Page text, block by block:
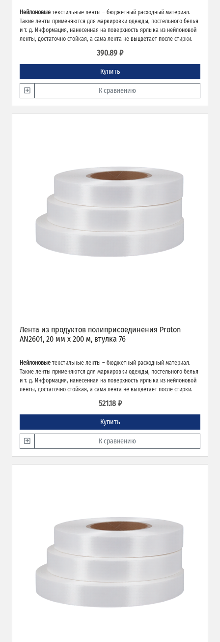
Нейлоновые текстильные ленты – бюджетный расходный материал.
Такие ленты применяются для маркировки одежды, постельного белья
и т. д. Информация, нанесенная на поверхность ярлыка из нейлоновой
ленты, достаточно стойкая, а сама лента не выцветает после стирки.
390.89 ₽
Купить
К сравнению
Лента из продуктов полиприсоединения Proton
AN2601, 20 мм х 200 м, втулка 76
Нейлоновые текстильные ленты – бюджетный расходный материал.
Такие ленты применяются для маркировки одежды, постельного белья
и т. д. Информация, нанесенная на поверхность ярлыка из нейлоновой
ленты, достаточно стойкая, а сама лента не выцветает после стирки.
521.18 ₽
Купить
К сравнению